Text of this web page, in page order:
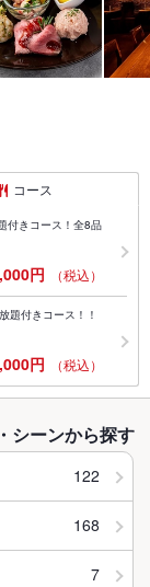
コース
付きコース！全8品
円 （税込）
題付きコース！！
円 （税込）
シーンから探す
122
168
7